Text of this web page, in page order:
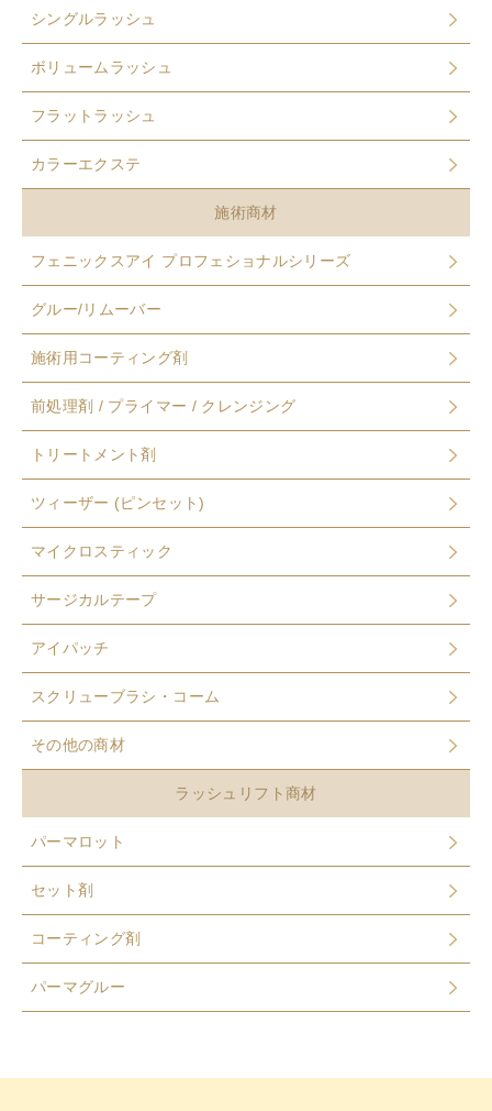
シングルラッシュ
ボリュームラッシュ
フラットラッシュ
カラーエクステ
施術商材
フェニックスアイ プロフェショナルシリーズ
グルー/リムーバー
施術用コーティング剤
前処理剤 / プライマー / クレンジング
トリートメント剤
ツィーザー (ピンセット)
マイクロスティック
サージカルテープ
アイパッチ
スクリューブラシ・コーム
その他の商材
ラッシュリフト商材
パーマロット
セット剤
コーティング剤
パーマグルー